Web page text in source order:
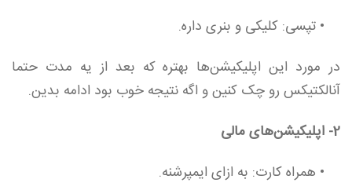
• تپسی: کلیکی و بنری داره.
در مورد این اپلیکیشن‌ها بهتره که بعد از یه مدت حتما
آنالکتیکس رو چک کنین و اگه نتیجه خوب بود ادامه بدین.
2- اپلیکیشن‌های مالی
• همراه کارت: به ازای ایمپرشنه.